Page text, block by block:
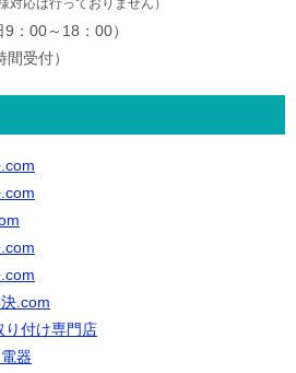
応は行っておりません）
：00～18：00）
受付）
.com
り付け専門店
器